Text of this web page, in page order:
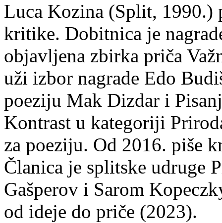
Luca Kozina (Split, 1990.)
kritike. Dobitnica je
objavljena zbirka priča
uži izbor nagrade Edo
poeziju Mak Dizdar i
Kontrast u kategoriji
za poeziju. Od 2016. piše
Članica je splitske udruge
Gašperov i Sarom
od ideje do priče (2023).